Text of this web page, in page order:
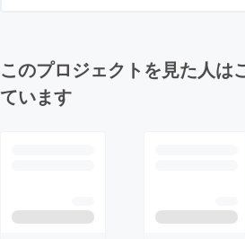
このプロジェクトを見た人は
ています